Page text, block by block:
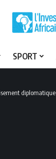
SPORT
diplomatique